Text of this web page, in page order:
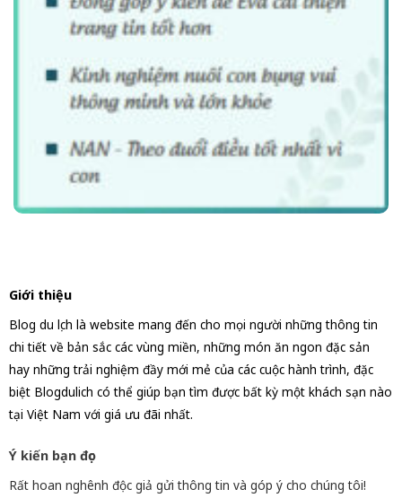
Giới thiệu
Blog du lịch là website mang đến cho mọi người những thông tin
chi tiết về bản sắc các vùng miền, những món ăn ngon đặc sản
hay những trải nghiệm đầy mới mẻ của các cuộc hành trình, đặc
biệt Blogdulich có thể giúp bạn tìm được bất kỳ một khách sạn nào
tại Việt Nam với giá ưu đãi nhất.
Ý kiến bạn đọc
Rất hoan nghênh độc giả gửi thông tin và góp ý cho chúng tôi!